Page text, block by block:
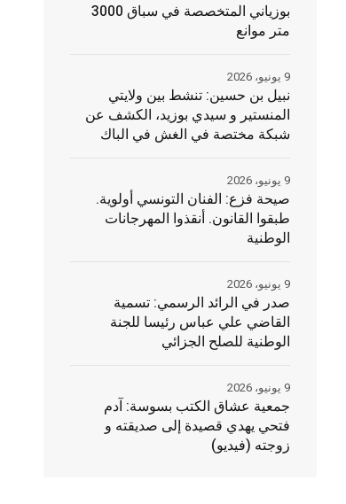
بوزياني المتخصصة في سباق 3000
متر موانع
نبيل بن حسين: تنشط بين ولايتي
المنستير و سيدي بوزيد، الكشف عن
شبكة مختصة في الغش في الباك
9 يونيو، 2026
صيحة فزع: الفنان التونسي أولوية.
طبقوا القانون. أنقذوا المهرجانات
الوطنية
9 يونيو، 2026
صدر في الرائد الرسمي: تسمية
القاضي علي عباس رئيسا للجنة
الوطنية للصلح الجزائي
9 يونيو، 2026
جمعية عشاق الكتب بسوسة: آدم
فتحي يهدي قصيدة إلى صديقته و
زوجته (فيديو)
9 يونيو، 2026